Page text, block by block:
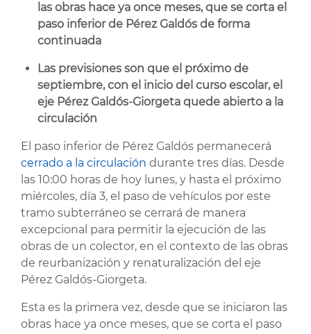
las obras hace ya once meses, que se corta el
paso inferior de Pérez Galdós de forma
continuada
Las previsiones son que el próximo de
septiembre, con el inicio del curso escolar, el
eje Pérez Galdós-Giorgeta quede abierto a la
circulación
El paso inferior de Pérez Galdós permanecerá
cerrado a la circulación durante tres días. Desde
las 10:00 horas de hoy lunes, y hasta el próximo
miércoles, día 3, el paso de vehículos por este
tramo subterráneo se cerrará de manera
excepcional para permitir la ejecución de las
obras de un colector, en el contexto de las obras
de reurbanización y renaturalización del eje
Pérez Galdós-Giorgeta.
Esta es la primera vez, desde que se iniciaron las
obras hace ya once meses, que se corta el paso